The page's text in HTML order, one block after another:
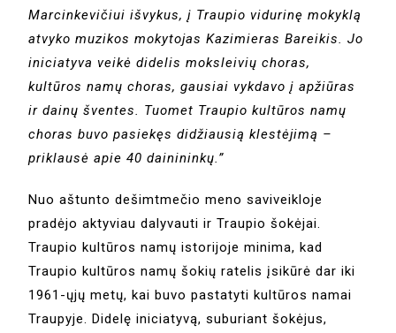
Marcinkevičiui išvykus, į Traupio vidurinę mokyklą
atvyko muzikos mokytojas Kazimieras Bareikis. Jo
iniciatyva veikė didelis moksleivių choras,
kultūros namų choras, gausiai vykdavo į apžiūras
ir dainų šventes. Tuomet Traupio kultūros namų
choras buvo pasiekęs didžiausią klestėjimą –
priklausė apie 40 dainininkų.”
Nuo aštunto dešimtmečio meno saviveikloje
pradėjo aktyviau dalyvauti ir Traupio šokėjai.
Traupio kultūros namų istorijoje minima, kad
Traupio kultūros namų šokių ratelis įsikūrė dar iki
1961-ųjų metų, kai buvo pastatyti kultūros namai
Traupyje. Didelę iniciatyvą, suburiant šokėjus,